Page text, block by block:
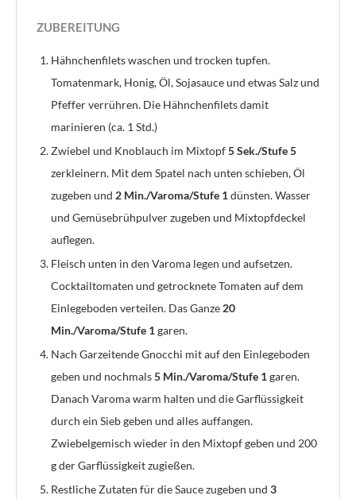
ZUBEREITUNG
Hähnchenfilets waschen und trocken tupfen.
Tomatenmark, Honig, Öl, Sojasauce und etwas Salz und
Pfeffer verrühren. Die Hähnchenfilets damit
marinieren (ca. 1 Std.)
Zwiebel und Knoblauch im Mixtopf5 Sek./Stufe 5
zerkleinern. Mit dem Spatel nach unten schieben, Öl
zugeben und 2 Min./Varoma/Stufe 1dünsten. Wasser
und Gemüsebrühpulver zugeben und Mixtopfdeckel
auflegen.
Fleisch unten in den Varoma legen und aufsetzen.
Cocktailtomaten und getrocknete Tomaten auf dem
Einlegeboden verteilen. Das Ganze 20
Min./Varoma/Stufe 1garen.
Nach Garzeitende Gnocchi mit auf den Einlegeboden
geben und nochmals5 Min./Varoma/Stufe 1garen.
Danach Varoma warm halten und die Garflüssigkeit
durch ein Sieb geben und alles auffangen.
Zwiebelgemisch wieder in den Mixtopf geben und 200
g der Garflüssigkeit zugießen.
Restliche Zutaten für die Sauce zugeben und 3